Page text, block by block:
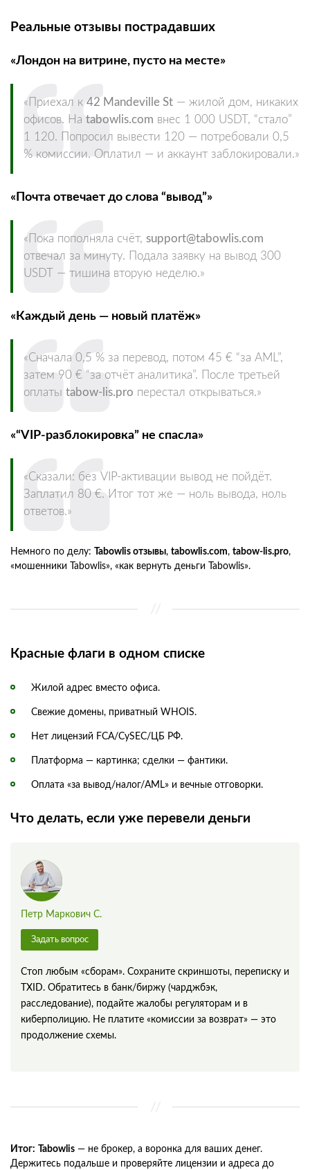
Реальные отзывы пострадавших
«Лондон на витрине, пусто на месте»
«Приехал к 42 Mandeville St — жилой дом, никаких
офисов. На tabowlis.com внес 1 000 USDT, “стало”
1 120. Попросил вывести 120 — потребовали 0,5
% комиссии. Оплатил — и аккаунт заблокировали.»
«Почта отвечает до слова “вывод”»
«Пока пополняла счёт, support@tabowlis.com
отвечал за минуту. Подала заявку на вывод 300
USDT — тишина вторую неделю.»
«Каждый день — новый платёж»
«Сначала 0,5 % за перевод, потом 45 € “за AML”,
затем 90 € “за отчёт аналитика”. После третьей
оплаты tabow-lis.pro перестал открываться.»
«“VIP-разблокировка” не спасла»
«Сказали: без VIP-активации вывод не пойдёт.
Заплатил 80 €. Итог тот же — ноль вывода, ноль
ответов.»
Немного по делу: Tabowlis отзывы, tabowlis.com, tabow-lis.pro,
«мошенники Tabowlis», «как вернуть деньги Tabowlis».
Красные флаги в одном списке
Жилой адрес вместо офиса.
Свежие домены, приватный WHOIS.
Нет лицензий FCA/CySEC/ЦБ РФ.
Платформа — картинка; сделки — фантики.
Оплата «за вывод/налог/AML» и вечные отговорки.
Что делать, если уже перевели деньги
Петр Маркович С.
Задать вопрос
Стоп любым «сборам». Сохраните скриншоты, переписку и
TXID. Обратитесь в банк/биржу (чарджбэк,
расследование), подайте жалобы регуляторам и в
киберполицию. Не платите «комиссии за возврат» — это
продолжение схемы.
Итог: Tabowlis — не брокер, а воронка для ваших денег.
Держитесь подальше и проверяйте лицензии и адреса до